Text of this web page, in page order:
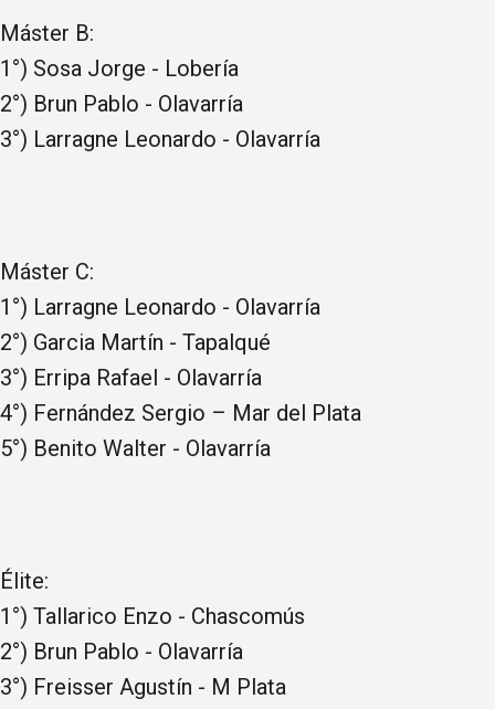
Máster B:
1°) Sosa Jorge - Lobería
2°) Brun Pablo - Olavarría
3°) Larragne Leonardo - Olavarría
Máster C:
1°) Larragne Leonardo - Olavarría
2°) Garcia Martín - Tapalqué
3°) Erripa Rafael - Olavarría
4°) Fernández Sergio – Mar del Plata
5°) Benito Walter - Olavarría
Élite:
1°) Tallarico Enzo - Chascomús
2°) Brun Pablo - Olavarría
3°) Freisser Agustín - M Plata